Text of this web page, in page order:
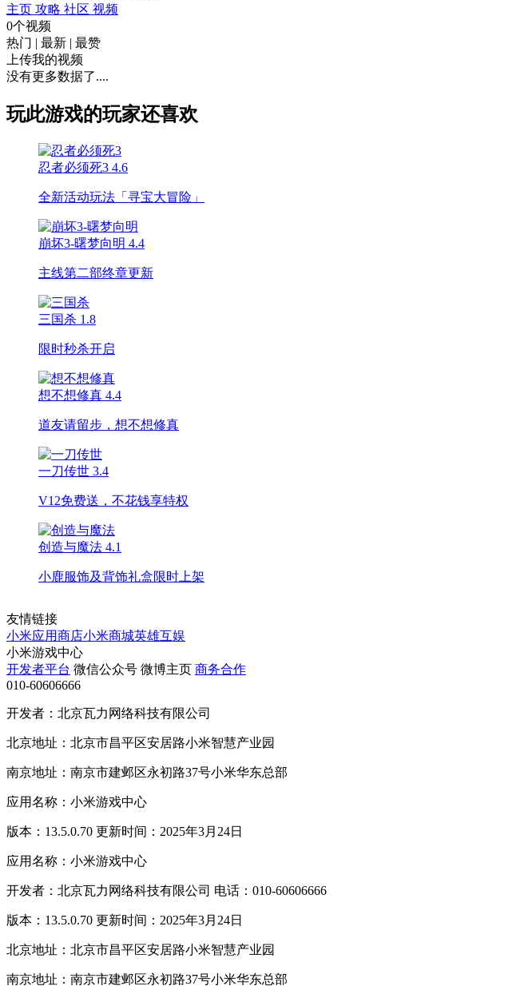
主页 攻略 社区 视频
0个视频
热门 | 最新 | 最赞
上传我的视频
没有更多数据了....
玩此游戏的玩家还喜欢
忍者必须死3 4.6
全新活动玩法「寻宝大冒险」
崩坏3-曙梦向明 4.4
主线第二部终章更新
三国杀 1.8
限时秒杀开启
想不想修真 4.4
道友请留步，想不想修真
一刀传世 3.4
V12免费送，不花钱享特权
创造与魔法 4.1
小鹿服饰及背饰礼盒限时上架
友情链接
小米应用商店小米商城英雄互娱
小米游戏中心
开发者平台 微信公众号 微博主页 商务合作
010-60606666
开发者：北京瓦力网络科技有限公司
北京地址：北京市昌平区安居路小米智慧产业园
南京地址：南京市建邺区永初路37号小米华东总部
应用名称：小米游戏中心
版本：13.5.0.70 更新时间：2025年3月24日
应用名称：小米游戏中心
开发者：北京瓦力网络科技有限公司 电话：010-60606666
版本：13.5.0.70 更新时间：2025年3月24日
北京地址：北京市昌平区安居路小米智慧产业园
南京地址：南京市建邺区永初路37号小米华东总部